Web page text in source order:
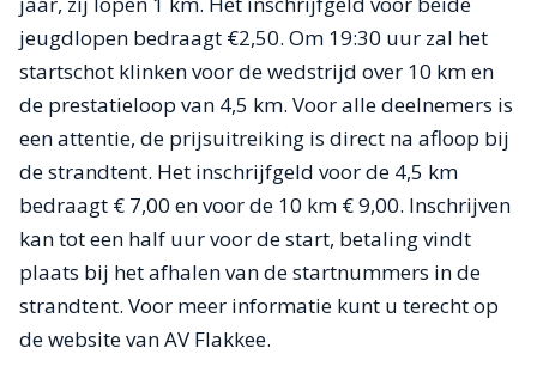
jeugdlopen bedraagt €2,50. Om 19:30 uur zal het
startschot klinken voor de wedstrijd over 10 km en
de prestatieloop van 4,5 km. Voor alle deelnemers is
een attentie, de prijsuitreiking is direct na afloop bij
de strandtent. Het inschrijfgeld voor de 4,5 km
bedraagt € 7,00 en voor de 10 km € 9,00. Inschrijven
kan tot een half uur voor de start, betaling vindt
plaats bij het afhalen van de startnummers in de
strandtent. Voor meer informatie kunt u terecht op
de website van AV Flakkee.